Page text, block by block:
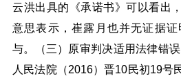
云洪出具的《承诺书》可以看出
意思表示，崔露月也并无证据
与。（三）原审判决适用法律错
人民法院（2016）晋10民初19号